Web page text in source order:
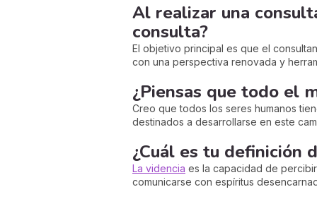
Al realizar una
consulta?
El objetivo principal es que el
con una perspectiva renovada y
¿Piensas que todo el
Creo que todos los seres humanos
destinados a desarrollarse en este
¿Cuál es tu definición
La videncia es la capacidad de
comunicarse con espíritus